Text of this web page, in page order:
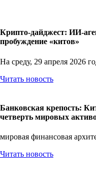
Крипто-дайджест: ИИ-
пробуждение «китов»
На среду, 29 апреля 2026
Читать новость
Банковская крепость:
четверть мировых
мировая финансовая
Читать новость